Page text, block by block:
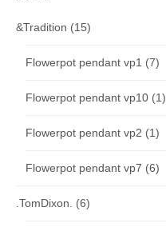
&Tradition (15)
Flowerpot pendant vp1 (7)
Flowerpot pendant vp10 (1)
Flowerpot pendant vp2 (1)
Flowerpot pendant vp7 (6)
.TomDixon. (6)